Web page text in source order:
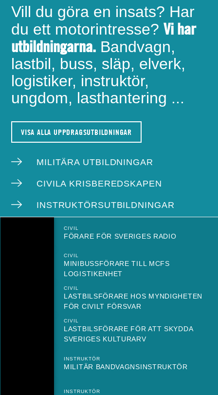
Vill du göra en insats? Har
du ett motorintresse? Vi har
utbildningarna. Bandvagn,
lastbil, buss, släp, elverk,
logistiker, instruktör,
ungdom, lasthantering ...
VISA ALLA UPPDRAGSUTBILDNINGAR
MILITÄRA UTBILDNINGAR
CIVILA KRISBEREDSKAPEN
INSTRUKTÖRSUTBILDNINGAR
CIVIL
FÖRARE FÖR SVERIGES RADIO
CIVIL
MINIBUSSFÖRARE TILL MCFS
LOGISTIKENHET
CIVIL
LASTBILSFÖRARE HOS MYNDIGHETEN
FÖR CIVILT FÖRSVAR
CIVIL
LASTBILSFÖRARE FÖR ATT SKYDDA
SVERIGES KULTURARV
INSTRUKTÖR
MILITÄR BANDVAGNSINSTRUKTÖR
INSTRUKTÖR